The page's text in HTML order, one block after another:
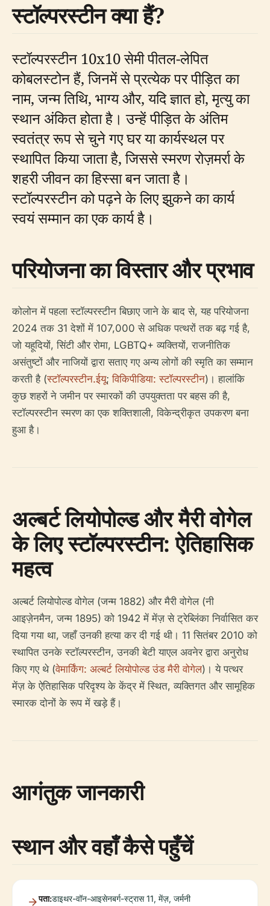
स्टॉल्परस्टीन क्या हैं?
स्टॉल्परस्टीन 10x10 सेमी पीतल-लेपित
कोबलस्टोन हैं, जिनमें से प्रत्येक पर पीड़ित का
नाम, जन्म तिथि, भाग्य और, यदि ज्ञात हो, मृत्यु का
स्थान अंकित होता है। उन्हें पीड़ित के अंतिम
स्वतंत्र रूप से चुने गए घर या कार्यस्थल पर
स्थापित किया जाता है, जिससे स्मरण रोज़मर्रा के
शहरी जीवन का हिस्सा बन जाता है।
स्टॉल्परस्टीन को पढ़ने के लिए झुकने का कार्य
स्वयं सम्मान का एक कार्य है।
परियोजना का विस्तार और प्रभाव
कोलोन में पहला स्टॉल्परस्टीन बिछाए जाने के बाद से, यह परियोजना
2024 तक 31 देशों में 107,000 से अधिक पत्थरों तक बढ़ गई है,
जो यहूदियों, सिंटी और रोमा, LGBTQ+ व्यक्तियों, राजनीतिक
असंतुष्टों और नाजियों द्वारा सताए गए अन्य लोगों की स्मृति का सम्मान
करती है (स्टॉल्परस्टीन.ईयू;विकिपीडिया: स्टॉल्परस्टीन)। हालांकि
कुछ शहरों ने जमीन पर स्मारकों की उपयुक्तता पर बहस की है,
स्टॉल्परस्टीन स्मरण का एक शक्तिशाली, विकेन्द्रीकृत उपकरण बना
हुआ है।
अल्बर्ट लियोपोल्ड और मैरी वोगेल
के लिए स्टॉल्परस्टीन: ऐतिहासिक
महत्व
अल्बर्ट लियोपोल्ड वोगेल (जन्म 1882) और मैरी वोगेल (नी
आइज़ेनमैन, जन्म 1895) को 1942 में मेंज़ से ट्रेब्लिंका निर्वासित कर
दिया गया था, जहाँ उनकी हत्या कर दी गई थी। 11 सितंबर 2010 को
स्थापित उनके स्टॉल्परस्टीन, उनकी बेटी याएल अवनेर द्वारा अनुरोध
किए गए थे (वेमार्किंग: अल्बर्ट लियोपोल्ड उंड मैरी वोगेल)। ये पत्थर
मेंज़ के ऐतिहासिक परिदृश्य के केंद्र में स्थित, व्यक्तिगत और सामूहिक
स्मारक दोनों के रूप में खड़े हैं।
आगंतुक जानकारी
स्थान और वहाँ कैसे पहुँचें
पता:डाइथर-वॉन-आइसेनबर्ग-स्ट्रास 11, मेंज़, जर्मनी